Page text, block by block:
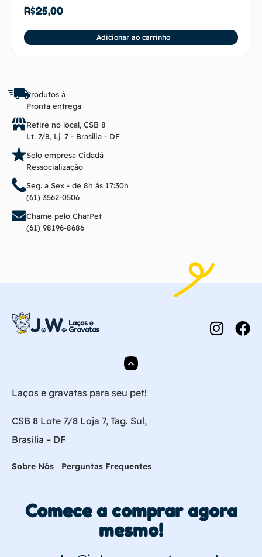
R$25,00
Adicionar ao carrinho
Produtos à
Pronta entrega
Retire no local, CSB 8
Lt. 7/8, Lj. 7 - Brasília - DF
Selo empresa Cidadã
Ressocialização
Seg. a Sex - de 8h às 17:30h
(61) 3562-0506
Chame pelo ChatPet
(61) 98196-8686
Laços e gravatas para seu pet!
CSB 8 Lote 7/8 Loja 7, Tag. Sul,
Brasília – DF
Sobre Nós Perguntas Frequentes
Comece a comprar agora
mesmo!